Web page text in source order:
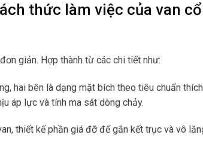
thức làm việc của van
giản. Hợp thành từ các chi tiết như:
hai bên là dạng mặt bích theo tiêu chuẩn
áp lực và tính ma sát dòng chảy.
thiết kế phần giá đỡ để gắn kết trục và vô